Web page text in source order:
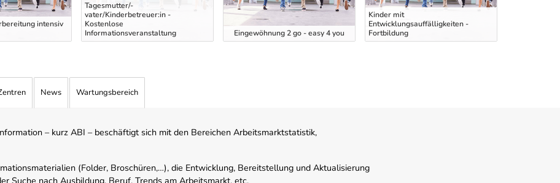
intensiv
Tagesmutter/-
vater/Kinderbetreuer:in -
Kostenlose
Informationsveranstaltung
Eingewöhnung 2 go - easy 4 you
Kinder mit
Entwicklungsauffälligkeiten -
Fortbildung
News Wartungsbereich
– kurz ABI – beschäftigt sich mit den Bereichen Arbeitsmarktstatistik,
(Folder, Broschüren,…), die Entwicklung, Bereitstellung und Aktualisierung